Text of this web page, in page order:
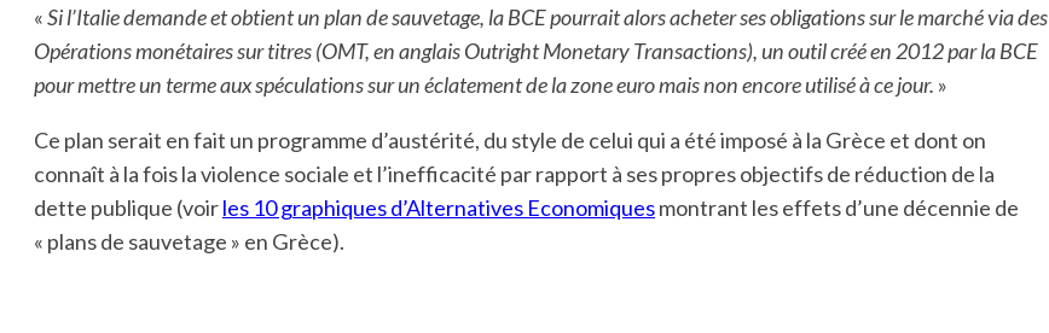
«Si l’Italie demande et obtient un plan de sauvetage, la BCE pourrait alors acheter ses obligations sur le marché via des
Opérations monétaires sur titres (OMT, en anglais Outright Monetary Transactions), un outil créé en 2012 par la BCE
pour mettre un terme aux spéculations sur un éclatement de la zone euro mais non encore utilisé à ce jour. »
Ce plan serait en fait un programme d’austérité, du style de celui qui a été imposé à la Grèce et dont on
connaît à la fois la violence sociale et l’inefficacité par rapport à ses propres objectifs de réduction de la
dette publique (voirles 10 graphiques d’Alternatives Economiquesmontrant les effets d’une décennie de
« plans de sauvetage » en Grèce).